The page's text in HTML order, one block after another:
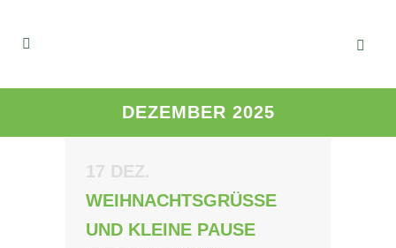
DEZEMBER 2025
17 DEZ.
WEIHNACHTSGRÜSSE U
ND KLEINE PAUSE